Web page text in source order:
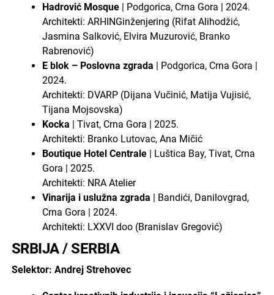
Hadrović Mosque | Podgorica, Crna Gora | 2024.
Architekti: ARHINGinženjering (Rifat Alihodžić,
Jasmina Salković, Elvira Muzurović, Branko
Rabrenović)
E blok – Poslovna zgrada | Podgorica, Crna Gora |
2024.
Architekti: DVARP (Dijana Vučinić, Matija Vujisić,
Tijana Mojsovska)
Kocka | Tivat, Crna Gora | 2025.
Architekti: Branko Lutovac, Ana Mičić
Boutique Hotel Centrale | Luštica Bay, Tivat, Crna
Gora | 2025.
Architekti: NRA Atelier
Vinarija i uslužna zgrada | Bandići, Danilovgrad,
Crna Gora | 2024.
Architekti: LXXVI doo (Branislav Gregović)
SRBIJA / SERBIA
Selektor: Andrej Strehovec